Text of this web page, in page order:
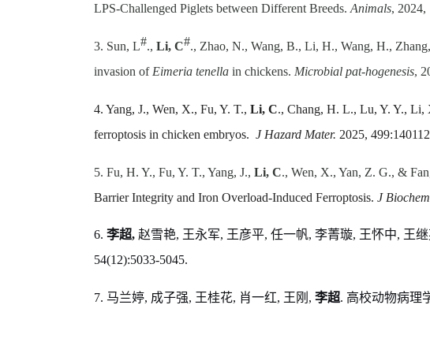
LPS-Challenged Piglets between Different Breeds.Animals, 2024,
3. Sun, L#.,Li, C#., Zhao, N., Wang, B., Li, H., Wang, H.,
invasion of Eimeria tenella in chickens. Microbial pat-hogenesis,
4. Yang, J., Wen, X., Fu, Y. T.,Li, C., Chang, H. L., Lu, Y. Y., Li,
ferroptosis in chicken embryos.J Hazard Mater. 2025,
5. Fu, H. Y., Fu, Y. T., Yang, J.,Li, C., Wen, X., Yan, Z. G., &
Barrier Integrity and Iron Overload-Induced Ferroptosis.J
6.李超,赵雪艳, 王永军, 王彦平,任一帆,李菁璇, 王怀中, 王
54(12):5033-5045.
7. 马兰婷, 成子强, 王桂花, 肖一红, 王刚 ,李超. 高校动物病理